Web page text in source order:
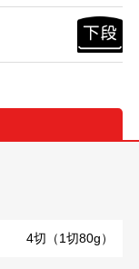
4切（1切80g）